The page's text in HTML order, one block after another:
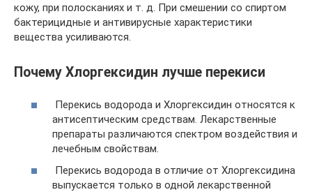
кожу, при полосканиях и т. д. При смешении со спиртом
бактерицидные и антивирусные характеристики
вещества усиливаются.
Почему Хлоргексидин лучше перекиси
Перекись водорода и Хлоргексидин относятся к
антисептическим средствам. Лекарственные
препараты различаются спектром воздействия и
лечебным свойствам.
Перекись водорода в отличие от Хлоргексидина
выпускается только в одной лекарственной